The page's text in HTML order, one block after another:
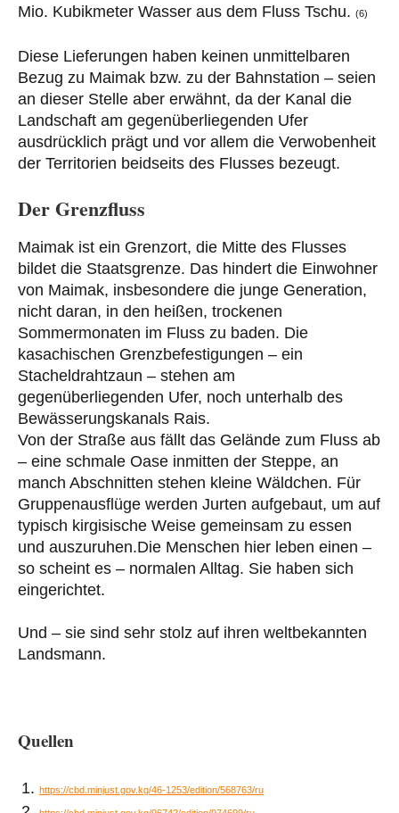
Mio. Kubikmeter Wasser aus dem Fluss Tschu. (6)
Diese Lieferungen haben keinen unmittelbaren
Bezug zu Maimak bzw. zu der Bahnstation – seien
an dieser Stelle aber erwähnt, da der Kanal die
Landschaft am gegenüberliegenden Ufer
ausdrücklich prägt und vor allem die Verwobenheit
der Territorien beidseits des Flusses bezeugt.
Der Grenzfluss
Maimak ist ein Grenzort, die Mitte des Flusses
bildet die Staatsgrenze. Das hindert die Einwohner
von Maimak, insbesondere die junge Generation,
nicht daran, in den heißen, trockenen
Sommermonaten im Fluss zu baden. Die
kasachischen Grenzbefestigungen – ein
Stacheldrahtzaun – stehen am
gegenüberliegenden Ufer, noch unterhalb des
Bewässerungskanals Rais.
Von der Straße aus fällt das Gelände zum Fluss ab
– eine schmale Oase inmitten der Steppe, an
manch Abschnitten stehen kleine Wäldchen. Für
Gruppenausflüge werden Jurten aufgebaut, um auf
typisch kirgisische Weise gemeinsam zu essen
und auszuruhen.Die Menschen hier leben einen –
so scheint es – normalen Alltag. Sie haben sich
eingerichtet.
Und – sie sind sehr stolz auf ihren weltbekannten
Landsmann.
Quellen
https://cbd.minjust.gov.kg/46-1253/edition/568763/ru